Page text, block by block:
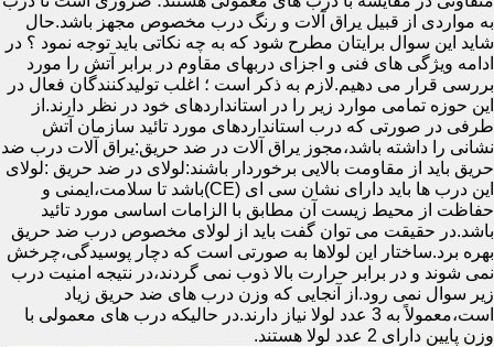
به مواردی از قبیل یراق آلات و رنگ درب مخصوص مجهز باشد.حال
شاید این سوال برایتان مطرح شود که به چه نکاتی باید توجه نمود ؟ در
ادامه ویژگی های فنی و اجزای دربهای مقاوم در برابر آتش را مورد
بررسی قرار می دهیم.لازم به ذکر است ؛ اغلب تولیدکنندگان فعال در
این حوزه تمامی موارد زیر را در استانداردهای خود در نظر دارند.از
طرفی در صورتی که درب استانداردهای مورد تائید سازمان آتش
نشانی را داشته باشد،مجوز یراق آلات در ضد حریق:یراق آلات درب ضد
حریق باید از مقاومت بالایی برخوردار باشند:لولای در ضد حریق :لولای
این درب ها باید دارای نشان سی ای (CE)باشد تا سلامت،ایمنی و
حفاظت از محیط زیست آن مطابق با الزامات اساسی مورد تائید
باشد.در حقیقت می توان گفت باید از لولای مخصوص درب ضد حریق
بهره برد.ساختار این لولاها به صورتی است که دچار پوسیدگی،چرخش
نمی شوند و در برابر حرارت بالا ذوب نمی گردند،در نتیجه امنیت درب
زیر سوال نمی رود.از آنجایی که وزن درب های ضد حریق زیاد
است،معمولاً به 3 عدد لولا نیاز دارند.در حالیکه درب های معمولی با
وزن پایین دارای 2 عدد لولا هستند.